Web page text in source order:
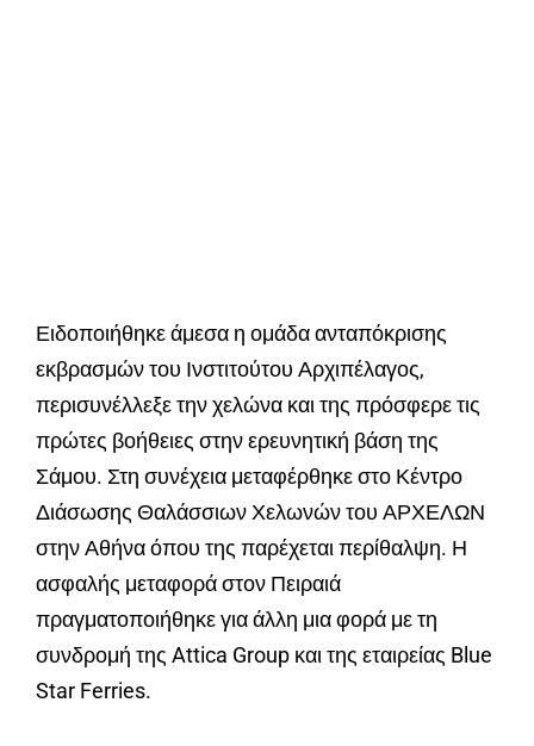
Ειδοποιήθηκε άμεσα η ομάδα ανταπόκρισης
εκβρασμών του Ινστιτούτου Αρχιπέλαγος,
περισυνέλλεξε την χελώνα και της πρόσφερε τις
πρώτες βοήθειες στην ερευνητική βάση της
Σάμου. Στη συνέχεια μεταφέρθηκε στο Κέντρο
Διάσωσης Θαλάσσιων Χελωνών του ΑΡΧΕΛΩΝ
στην Αθήνα όπου της παρέχεται περίθαλψη. Η
ασφαλής μεταφορά στον Πειραιά
πραγματοποιήθηκε για άλλη μια φορά με τη
συνδρομή της Attica Group και της εταιρείας Blue
Star Ferries.